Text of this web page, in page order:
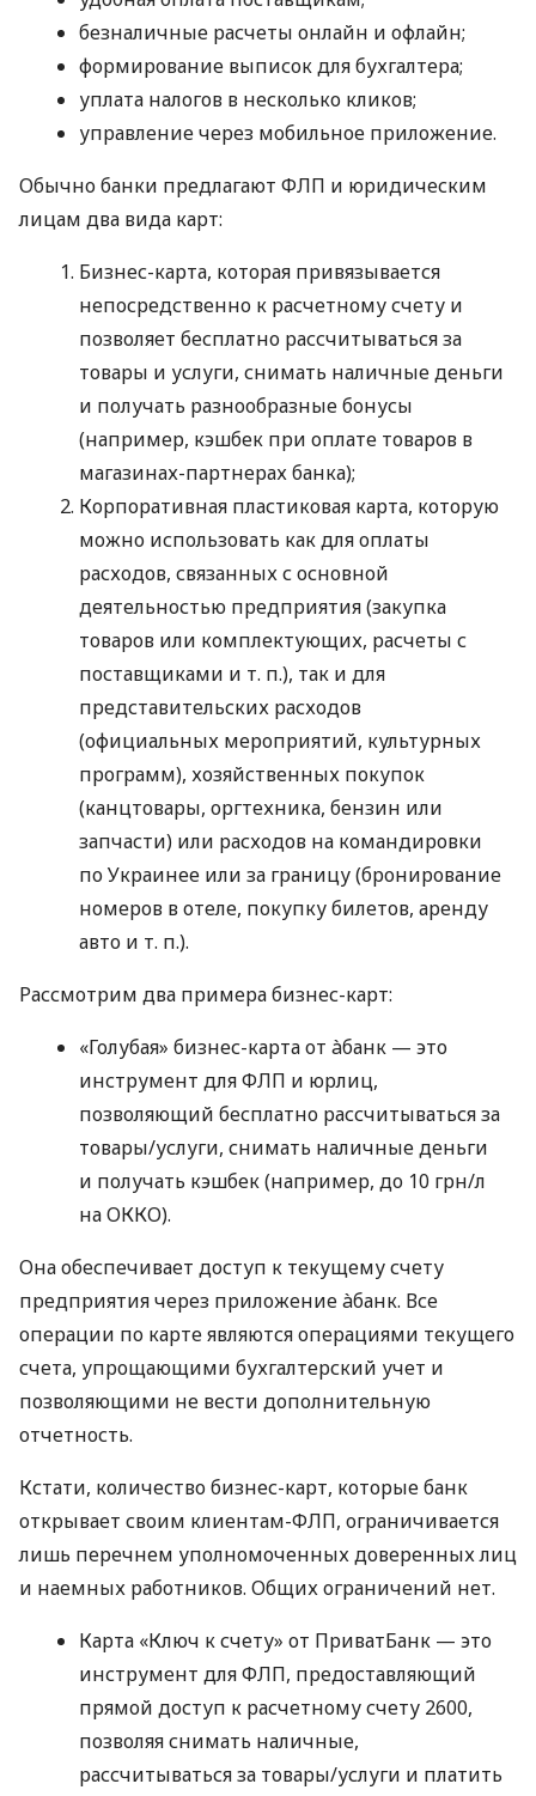
безналичные расчеты онлайн и офлайн;
формирование выписок для бухгалтера;
уплата налогов в несколько кликов;
управление через мобильное приложение.
Обычно банки предлагают ФЛП и юридическим
лицам два вида карт:
Бизнес-карта, которая привязывается
непосредственно к расчетному счету и
позволяет бесплатно рассчитываться за
товары и услуги, снимать наличные деньги
и получать разнообразные бонусы
(например, кэшбек при оплате товаров в
магазинах-партнерах банка);
Корпоративная пластиковая карта, которую
можно использовать как для оплаты
расходов, связанных с основной
деятельностью предприятия (закупка
товаров или комплектующих, расчеты с
поставщиками и т. п.), так и для
представительских расходов
(официальных мероприятий, культурных
программ), хозяйственных покупок
(канцтовары, оргтехника, бензин или
запчасти) или расходов на командировки
по Украинее или за границу (бронирование
номеров в отеле, покупку билетов, аренду
авто и т. п.).
Рассмотрим два примера бизнес-карт:
«Голубая» бизнес-карта от àбанк — это
инструмент для ФЛП и юрлиц,
позволяющий бесплатно рассчитываться за
товары/услуги, снимать наличные деньги
и получать кэшбек (например, до 10 грн/л
на ОККО).
Она обеспечивает доступ к текущему счету
предприятия через приложение àбанк. Все
операции по карте являются операциями текущего
счета, упрощающими бухгалтерский учет и
позволяющими не вести дополнительную
отчетность.
Кстати, количество бизнес-карт, которые банк
открывает своим клиентам-ФЛП, ограничивается
лишь перечнем уполномоченных доверенных лиц
и наемных работников. Общих ограничений нет.
Карта «Ключ к счету» от ПриватБанк — это
инструмент для ФЛП, предоставляющий
прямой доступ к расчетному счету 2600,
позволяя снимать наличные,
рассчитываться за товары/услуги и платить